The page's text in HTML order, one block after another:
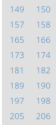
149
150
157
158
165
166
173
174
181
182
189
190
197
198
205
206